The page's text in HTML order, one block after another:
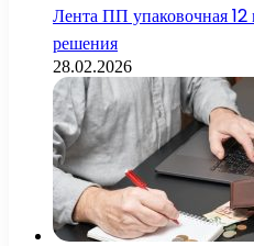
Лента ПП упаковочная
решения
28.02.2026